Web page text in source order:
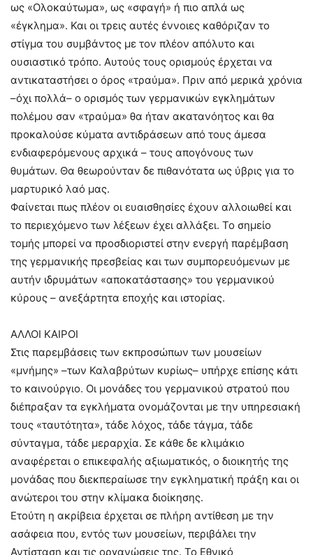
ως «Ολοκαύτωμα», ως «σφαγή» ή πιο απλά ως
«έγκλημα». Και οι τρεις αυτές έννοιες καθόριζαν το
στίγμα του συμβάντος με τον πλέον απόλυτο και
ουσιαστικό τρόπο. Αυτούς τους ορισμούς έρχεται να
αντικαταστήσει ο όρος «τραύμα». Πριν από μερικά χρόνια
–όχι πολλά– ο ορισμός των γερμανικών εγκλημάτων
πολέμου σαν «τραύμα» θα ήταν ακατανόητος και θα
προκαλούσε κύματα αντιδράσεων από τους άμεσα
ενδιαφερόμενους αρχικά – τους απογόνους των
θυμάτων. Θα θεωρούνταν δε πιθανότατα ως ύβρις για το
μαρτυρικό λαό μας.
Φαίνεται πως πλέον οι ευαισθησίες έχουν αλλοιωθεί και
το περιεχόμενο των λέξεων έχει αλλάξει. Το σημείο
τομής μπορεί να προσδιοριστεί στην ενεργή παρέμβαση
της γερμανικής πρεσβείας και των συμπορευόμενων με
αυτήν ιδρυμάτων «αποκατάστασης» του γερμανικού
κύρους – ανεξάρτητα εποχής και ιστορίας.
ΑΛΛΟΙ ΚΑΙΡΟΙ
Στις παρεμβάσεις των εκπροσώπων των μουσείων
«μνήμης» –των Καλαβρύτων κυρίως– υπήρχε επίσης κάτι
το καινούργιο. Οι μονάδες του γερμανικού στρατού που
διέπραξαν τα εγκλήματα ονομάζονται με την υπηρεσιακή
τους «ταυτότητα», τάδε λόχος, τάδε τάγμα, τάδε
σύνταγμα, τάδε μεραρχία. Σε κάθε δε κλιμάκιο
αναφέρεται ο επικεφαλής αξιωματικός, ο διοικητής της
μονάδας που διεκπεραίωσε την εγκληματική πράξη και οι
ανώτεροι του στην κλίμακα διοίκησης.
Ετούτη η ακρίβεια έρχεται σε πλήρη αντίθεση με την
ασάφεια που, εντός των μουσείων, περιβάλει την
Αντίσταση και τις οργανώσεις της. Το Εθνικό